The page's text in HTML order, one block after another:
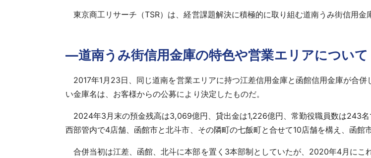
東京商工リサーチ（TSR）は、経営課題解決に積極的に取り組む道南うみ街信用金
―道南うみ街信用金庫の特色や営業エリアについて
2017年1月23日、同じ道南を営業エリアに持つ江差信用金庫と函館信用金庫が合
い金庫名は、お客様からの公募により決定したものだ。
2024年3月末の預金残高は3,069億円、貸出金は1,226億円、常勤役職員数は243
西部管内で4店舗、函館市と北斗市、その隣町の七飯町と合せて10店舗を構え、函館
合併当初は江差、函館、北斗に本部を置く3本部制としていたが、2020年4月にこ